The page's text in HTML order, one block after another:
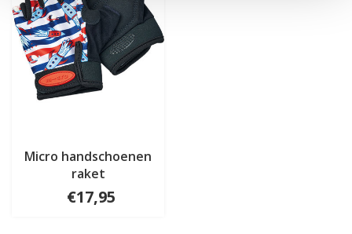
Micro handschoenen
raket
€17,95